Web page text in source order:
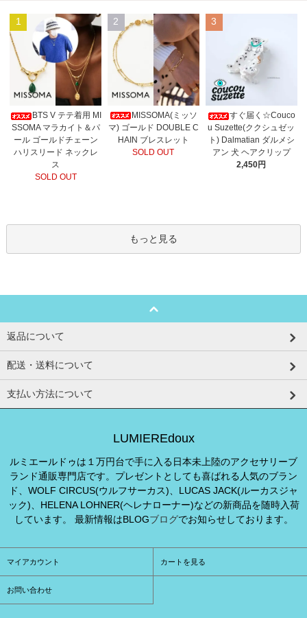
1
BTS V テテ着用 MI
SSOMA マラカイト＆パ
ール ゴールドチェーン
ハリスリード ネックレ
ス
SOLD OUT
2
MISSOMA(ミッソ
マ) ゴールド DOUBLE C
HAIN ブレスレット
SOLD OUT
3
すぐ届く☆Couco
u Suzette(ククシュゼッ
ト) Dalmatian ダルメシ
アン 犬 ヘアクリップ
2,450円
もっと見る
返品について
配送・送料について
支払い方法について
LUMIEREdoux
ルミエールドゥは１万円台で手に入る日本未上陸のアクセサリーブ
ランド通販専門店です。プレゼントとしても喜ばれる人気のブラン
ド、WOLF CIRCUS(ウルフサーカス)、LUCAS JACK(ルーカスジャ
ック)、HELENA LOHNER(ヘレナローナー)などの新商品を随時入荷
しています。 最新情報はBLOGブログでお知らせしております。
マイアカウント カートを見る
お問い合わせ